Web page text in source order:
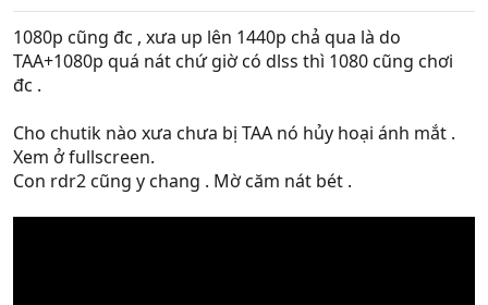
1080p cũng đc , xưa up lên 1440p chả qua là do
TAA+1080p quá nát chứ giờ có dlss thì 1080 cũng chơi
đc .
Cho chutik nào xưa chưa bị TAA nó hủy hoại ánh mắt .
Xem ở fullscreen.
Con rdr2 cũng y chang . Mờ căm nát bét .